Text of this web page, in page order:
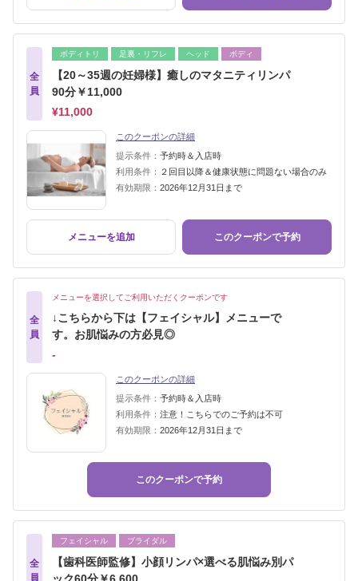
全
員
ボディトリ 足裏・リフレ ヘッド ボディ
【20～35週の妊婦様】癒しのマタニティリンパ
90分￥11,000
¥11,000
このクーポンの詳細
提示条件： 予約時＆入店時
利用条件：
２回目以降＆健康状態に問題ない場合のみ
有効期限： 2026年12月31日まで
メニューを追加 このクーポンで予約
全
員
メニューを選択してご利用いただくクーポンです
↓こちらから下は【フェイシャル】メニューで
す。お肌悩みの方必見◎
‐
このクーポンの詳細
提示条件： 予約時＆入店時
利用条件： 注意！こちらでのご予約は不可
有効期限： 2026年12月31日まで
このクーポンで予約
全
員
フェイシャル ブライダル
【歯科医師監修】小顔リンパ×選べる肌悩み別パ